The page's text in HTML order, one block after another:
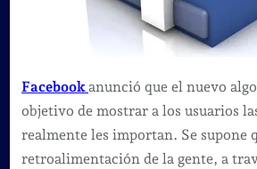
Facebookanunció que el nuevo
objetivo de mostrar a los usuarios
realmente les importan. Se supone
retroalimentación de la gente, a